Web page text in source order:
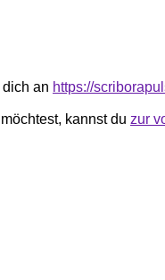
an https://
kannst du zur